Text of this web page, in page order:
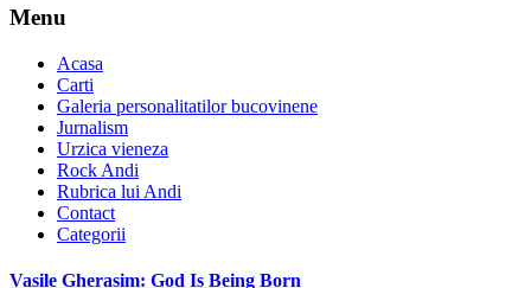
Menu
Acasa
Carti
Galeria personalitatilor bucovinene
Jurnalism
Urzica vieneza
Rock Andi
Rubrica lui Andi
Contact
Categorii
Vasile Gherasim: God Is Being Born